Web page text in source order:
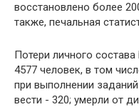
восстановлено более
также, печальная
Потери личного
4577 человек, в том
при выполнении
вести - 320; умерли от